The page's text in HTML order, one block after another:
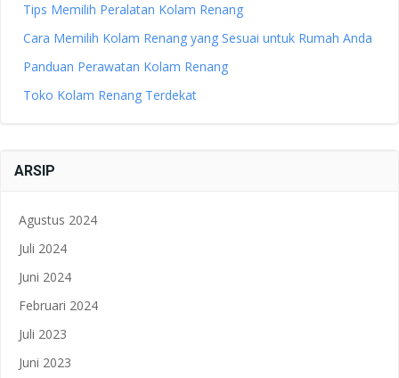
Tips Memilih Peralatan Kolam Renang
Cara Memilih Kolam Renang yang Sesuai untuk Rumah Anda
Panduan Perawatan Kolam Renang
Toko Kolam Renang Terdekat
ARSIP
Agustus 2024
Juli 2024
Juni 2024
Februari 2024
Juli 2023
Juni 2023